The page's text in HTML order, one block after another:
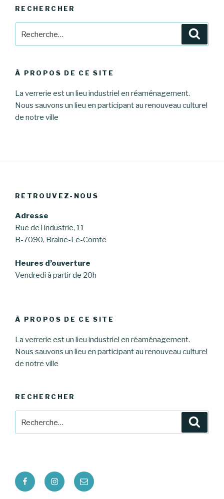
RECHERCHER
À PROPOS DE CE SITE
La verrerie est un lieu industriel en réaménagement.
Nous sauvons un lieu en participant au renouveau culturel
de notre ville
RETROUVEZ-NOUS
Adresse
Rue de l industrie, 11
B-7090, Braine-Le-Comte
Heures d’ouverture
Vendredi à partir de 20h
À PROPOS DE CE SITE
La verrerie est un lieu industriel en réaménagement.
Nous sauvons un lieu en participant au renouveau culturel
de notre ville
RECHERCHER
FacebookInstagram
E-
mail